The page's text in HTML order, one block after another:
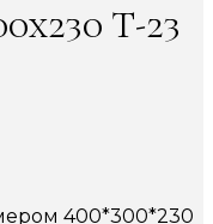
Т-23
400*300*230